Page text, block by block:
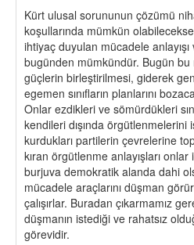
Kürt ulusal sorununun çözümü
koşullarında mümkün
ihtiyaç duyulan mücadele
bugünden mümkündür. Bugün
güçlerin birleştirilmesi, giderek
egemen sınıfların planlarını
Onlar ezdikleri ve sömürdükleri
kendileri dışında
kurdukları partilerin çevrelerine
kıran örgütlenme anlayışları
burjuva demokratik alanda dahi
mücadele araçlarını düşman
çalışırlar. Buradan çıkarmamız
düşmanın istediği ve rahatsız
görevidir.